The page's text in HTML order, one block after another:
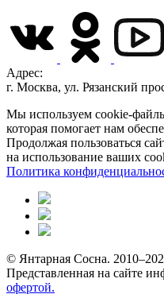
Адрес:
г. Москва, ул. Рязанский
Мы используем cookie-
которая помогает нам
Продолжая пользоваться
на использование ваших
Политика
© Янтарная Сосна.
Представленная на сайте
офертой.